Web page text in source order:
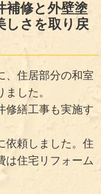
補修と外壁塗
しさを取り戻
、住居部分の和室
した。
修繕工事も実施す
依頼しました。住
は住宅リフォーム